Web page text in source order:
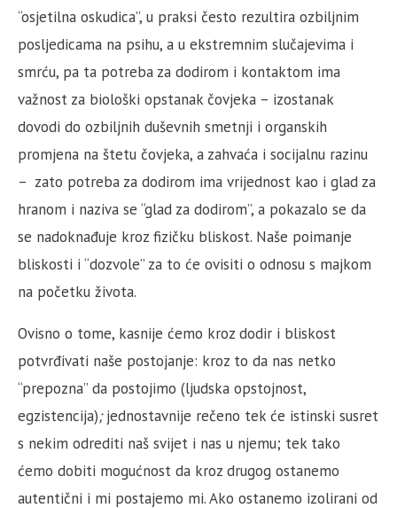
“osjetilna oskudica”, u praksi često rezultira ozbiljnim
posljedicama na psihu, a u ekstremnim slučajevima i
smrću, pa ta potreba za dodirom i kontaktom ima
važnost za biološki opstanak čovjeka – izostanak
dovodi do ozbiljnih duševnih smetnji i organskih
promjena na štetu čovjeka, a zahvaća i socijalnu razinu
– zato potreba za dodirom ima vrijednost kao i glad za
hranom i naziva se “glad za dodirom”, a pokazalo se da
se nadoknađuje kroz fizičku bliskost. Naše poimanje
bliskosti i “dozvole” za to će ovisiti o odnosu s majkom
na početku života.
Ovisno o tome, kasnije ćemo kroz dodir i bliskost
potvrđivati naše postojanje: kroz to da nas netko
“prepozna” da postojimo (ljudska opstojnost,
egzistencija);jednostavnije rečeno tek će istinski susret
s nekim odrediti naš svijet i nas u njemu; tek tako
ćemo dobiti mogućnost da kroz drugog ostanemo
autentični i mi postajemo mi. Ako ostanemo izolirani od